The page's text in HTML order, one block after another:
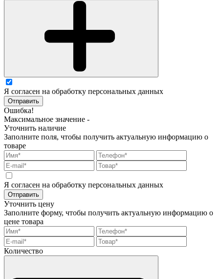
Я согласен на обработку персональных данных
Отправить
Ошибка!
Максимальное значение -
Уточнить наличие
Заполните поля, чтобы получить актуальную информацию о
товаре
Я согласен на обработку персональных данных
Отправить
Уточнить цену
Заполните форму, чтобы получить актуальную информацию о
цене товара
Количество